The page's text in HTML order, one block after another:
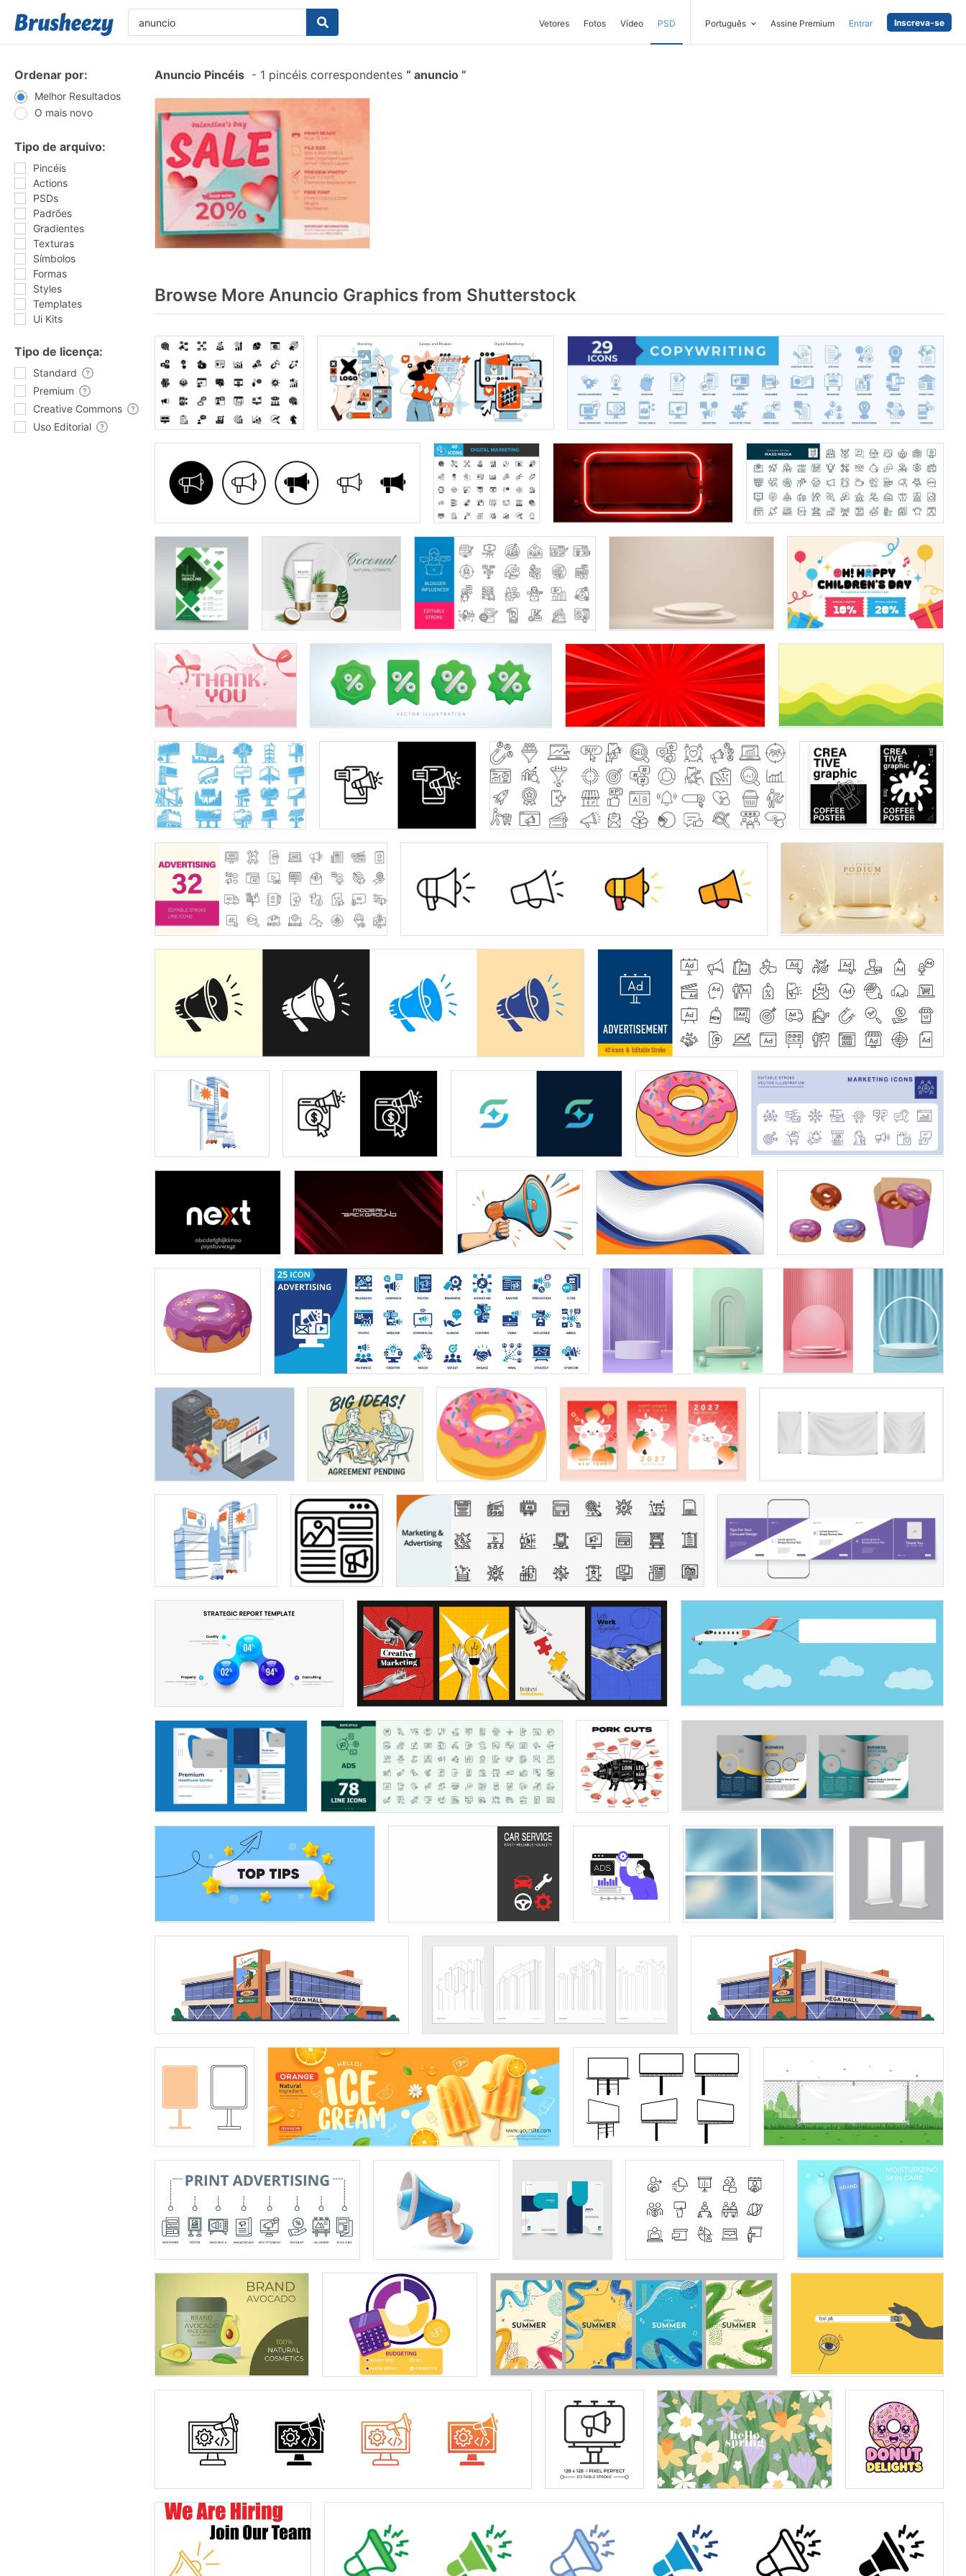
Vetores Fotos Vídeo PSD Português Assine Premium Entrar Inscreva-se
Ordenar por:
Melhor Resultados
O mais novo
Tipo de arquivo:
Pincéis
Actions
PSDs
Padrões
Gradientes
Texturas
Símbolos
Formas
Styles
Templates
Ui Kits
Tipo de licença:
Standard
Premium
Creative Commons
Uso Editorial
Anuncio Pincéis - 1 pincéis correspondentes anuncio
Browse More Anuncio Graphics from Shutterstock